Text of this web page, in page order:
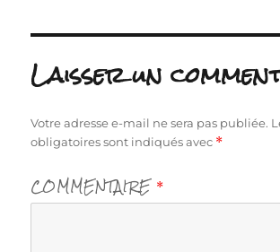
Laisser un
Votre adresse e-mail ne sera pas publiée.
obligatoires sont indiqués avec *
COMMENTAIRE *